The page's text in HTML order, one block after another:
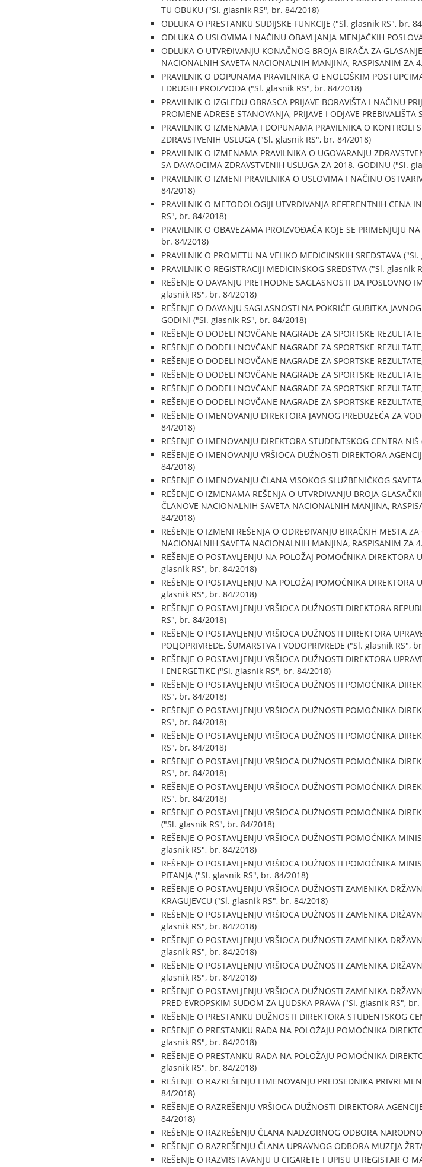
TU OBUKU ("Sl. glasnik RS", br. 84/2018)
ODLUKA O PRESTANKU SUDIJSKE FUNKCIJE ("Sl. glasnik RS", br.
ODLUKA O USLOVIMA I NAČINU OBAVLJANJA MENJAČKIH
ODLUKA O UTVRĐIVANJU KONAČNOG BROJA BIRAČA ZA
NACIONALNIH SAVETA NACIONALNIH MANJINA, RASPISANIM
PRAVILNIK O DOPUNAMA PRAVILNIKA O ENOLOŠKIM
I DRUGIH PROIZVODA ("Sl. glasnik RS", br. 84/2018)
PRAVILNIK O IZGLEDU OBRASCA PRIJAVE BORAVIŠTA I NAČINU
PROMENE ADRESE STANOVANJA, PRIJAVE I ODJAVE
PRAVILNIK O IZMENAMA I DOPUNAMA PRAVILNIKA O KONTROLI
ZDRAVSTVENIH USLUGA ("Sl. glasnik RS", br. 84/2018)
PRAVILNIK O IZMENAMA PRAVILNIKA O UGOVARANJU
SA DAVAOCIMA ZDRAVSTVENIH USLUGA ZA 2018. GODINU ("Sl.
PRAVILNIK O IZMENI PRAVILNIKA O USLOVIMA I NAČINU
84/2018)
PRAVILNIK O METODOLOGIJI UTVRĐIVANJA REFERENTNIH CENA
RS", br. 84/2018)
PRAVILNIK O OBAVEZAMA PROIZVOĐAČA KOJE SE PRIMENJUJU
br. 84/2018)
PRAVILNIK O PROMETU NA VELIKO MEDICINSKIH SREDSTAVA
PRAVILNIK O REGISTRACIJI MEDICINSKOG SREDSTVA ("Sl. glasnik
REŠENJE O DAVANJU PRETHODNE SAGLASNOSTI DA POSLOVNO
glasnik RS", br. 84/2018)
REŠENJE O DAVANJU SAGLASNOSTI NA POKRIĆE GUBITKA
GODINI ("Sl. glasnik RS", br. 84/2018)
REŠENJE O DODELI NOVČANE NAGRADE ZA SPORTSKE
REŠENJE O DODELI NOVČANE NAGRADE ZA SPORTSKE
REŠENJE O DODELI NOVČANE NAGRADE ZA SPORTSKE
REŠENJE O DODELI NOVČANE NAGRADE ZA SPORTSKE
REŠENJE O DODELI NOVČANE NAGRADE ZA SPORTSKE
REŠENJE O DODELI NOVČANE NAGRADE ZA SPORTSKE
REŠENJE O IMENOVANJU DIREKTORA JAVNOG PREDUZEĆA ZA
84/2018)
REŠENJE O IMENOVANJU DIREKTORA STUDENTSKOG CENTRA
REŠENJE O IMENOVANJU VRŠIOCA DUŽNOSTI DIREKTORA
84/2018)
REŠENJE O IMENOVANJU ČLANA VISOKOG SLUŽBENIČKOG
REŠENJE O IZMENAMA REŠENJA O UTVRĐIVANJU BROJA
ČLANOVE NACIONALNIH SAVETA NACIONALNIH MANJINA,
84/2018)
REŠENJE O IZMENI REŠENJA O ODREĐIVANJU BIRAČKIH MESTA
NACIONALNIH SAVETA NACIONALNIH MANJINA, RASPISANIM
REŠENJE O POSTAVLJENJU NA POLOŽAJ POMOĆNIKA
glasnik RS", br. 84/2018)
REŠENJE O POSTAVLJENJU NA POLOŽAJ POMOĆNIKA
glasnik RS", br. 84/2018)
REŠENJE O POSTAVLJENJU VRŠIOCA DUŽNOSTI DIREKTORA
RS", br. 84/2018)
REŠENJE O POSTAVLJENJU VRŠIOCA DUŽNOSTI DIREKTORA
POLJOPRIVREDE, ŠUMARSTVA I VODOPRIVREDE ("Sl. glasnik RS",
REŠENJE O POSTAVLJENJU VRŠIOCA DUŽNOSTI DIREKTORA
I ENERGETIKE ("Sl. glasnik RS", br. 84/2018)
REŠENJE O POSTAVLJENJU VRŠIOCA DUŽNOSTI POMOĆNIKA
RS", br. 84/2018)
REŠENJE O POSTAVLJENJU VRŠIOCA DUŽNOSTI POMOĆNIKA
RS", br. 84/2018)
REŠENJE O POSTAVLJENJU VRŠIOCA DUŽNOSTI POMOĆNIKA
RS", br. 84/2018)
REŠENJE O POSTAVLJENJU VRŠIOCA DUŽNOSTI POMOĆNIKA
RS", br. 84/2018)
REŠENJE O POSTAVLJENJU VRŠIOCA DUŽNOSTI POMOĆNIKA
RS", br. 84/2018)
REŠENJE O POSTAVLJENJU VRŠIOCA DUŽNOSTI POMOĆNIKA
("Sl. glasnik RS", br. 84/2018)
REŠENJE O POSTAVLJENJU VRŠIOCA DUŽNOSTI POMOĆNIKA
glasnik RS", br. 84/2018)
REŠENJE O POSTAVLJENJU VRŠIOCA DUŽNOSTI POMOĆNIKA
PITANJA ("Sl. glasnik RS", br. 84/2018)
REŠENJE O POSTAVLJENJU VRŠIOCA DUŽNOSTI ZAMENIKA
KRAGUJEVCU ("Sl. glasnik RS", br. 84/2018)
REŠENJE O POSTAVLJENJU VRŠIOCA DUŽNOSTI ZAMENIKA
glasnik RS", br. 84/2018)
REŠENJE O POSTAVLJENJU VRŠIOCA DUŽNOSTI ZAMENIKA
glasnik RS", br. 84/2018)
REŠENJE O POSTAVLJENJU VRŠIOCA DUŽNOSTI ZAMENIKA
glasnik RS", br. 84/2018)
REŠENJE O POSTAVLJENJU VRŠIOCA DUŽNOSTI ZAMENIKA
PRED EVROPSKIM SUDOM ZA LJUDSKA PRAVA ("Sl. glasnik RS",
REŠENJE O PRESTANKU DUŽNOSTI DIREKTORA STUDENTSKOG
REŠENJE O PRESTANKU RADA NA POLOŽAJU POMOĆNIKA
glasnik RS", br. 84/2018)
REŠENJE O PRESTANKU RADA NA POLOŽAJU POMOĆNIKA
glasnik RS", br. 84/2018)
REŠENJE O RAZREŠENJU I IMENOVANJU PREDSEDNIKA
84/2018)
REŠENJE O RAZREŠENJU VRŠIOCA DUŽNOSTI DIREKTORA
84/2018)
REŠENJE O RAZREŠENJU ČLANA NADZORNOG ODBORA
REŠENJE O RAZREŠENJU ČLANA UPRAVNOG ODBORA MUZEJA
REŠENJE O RAZVRSTAVANJU U CIGARETE I UPISU U REGISTAR